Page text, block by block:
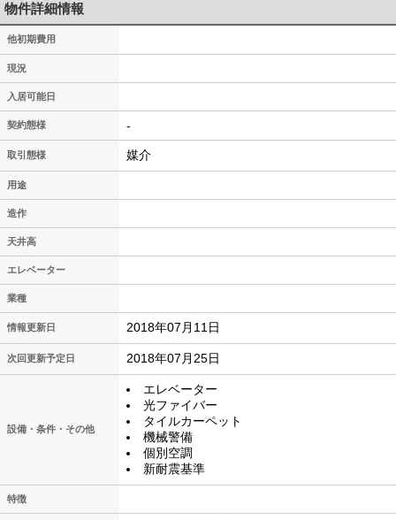
物件詳細情報
他初期費用
現況
入居可能日
契約態様 -
取引態様 媒介
用途
造作
天井高
エレベーター
業種
情報更新日 2018年07月11日
次回更新予定日 2018年07月25日
設備・条件・その他
エレベーター
光ファイバー
タイルカーペット
機械警備
個別空調
新耐震基準
特徴